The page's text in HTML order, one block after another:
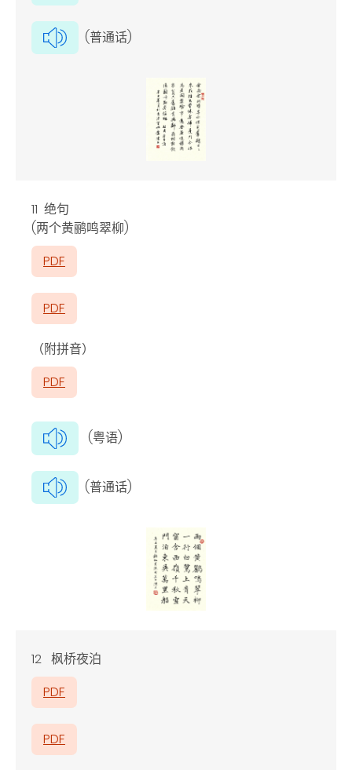
(普通话)
11 绝句
(两个黄鹂鸣翠柳)
PDF
PDF
（附拼音）
PDF
(粤语)
(普通话)
12 枫桥夜泊
PDF
PDF